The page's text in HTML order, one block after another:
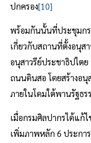
ปกครอง[10]
พร้อมกันนั้นที่ประชุมกร
เกี่ยวกับสถานที่ตั้งอนุส
อนุสาวรีย์ประชาธิปไต
ถนนดินสอ โดยสร้างอ
ภายในโดมใต้พานรัฐธ
เมื่อกรมศิลปากรได้แก้
เพิ่มภาพหลัก 6 ประกา